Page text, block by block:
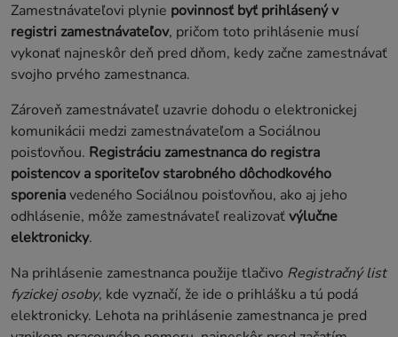
Zamestnávateľovi plynie povinnosť byť prihlásený v
registri zamestnávateľov, pričom toto prihlásenie musí
vykonať najneskôr deň pred dňom, kedy začne zamestnávať
svojho prvého zamestnanca.
Zároveň zamestnávateľ uzavrie dohodu o elektronickej
komunikácii medzi zamestnávateľom a Sociálnou
poisťovňou. Registráciu zamestnanca do registra
poistencov a sporiteľov starobného dôchodkového
sporeniavedeného Sociálnou poisťovňou, ako aj jeho
odhlásenie, môže zamestnávateľ realizovaťvýlučne
elektronicky.
Na prihlásenie zamestnanca použije tlačivo Registračný list
fyzickej osoby, kde vyznačí, že ide o prihlášku a tú podá
elektronicky. Lehota na prihlásenie zamestnanca je pred